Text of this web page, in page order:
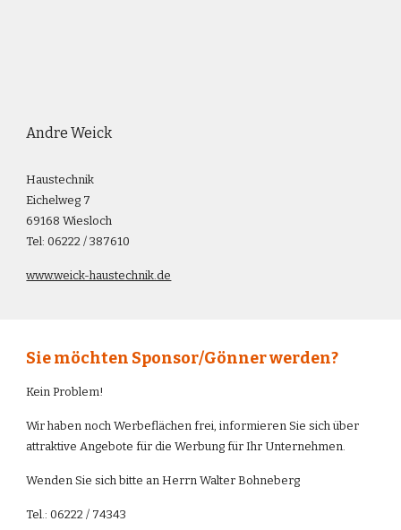
Andre Weick
Haustechnik
Eichelweg 7
69168 Wiesloch
Tel: 06222 / 387610
www.weick-haustechnik.de
Sie möchten Sponsor/Gönner werden?
Kein Problem!
Wir haben noch Werbeflächen frei, informieren Sie sich über
attraktive Angebote für die Werbung für Ihr Unternehmen.
Wenden Sie sich bitte an Herrn Walter Bohneberg
Tel.: 06222 / 74343